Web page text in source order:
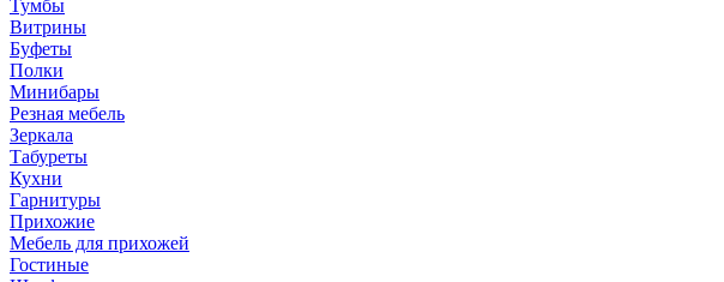
Тумбы
Витрины
Буфеты
Полки
Минибары
Резная мебель
Зеркала
Табуреты
Кухни
Гарнитуры
Прихожие
Мебель для прихожей
Гостиные